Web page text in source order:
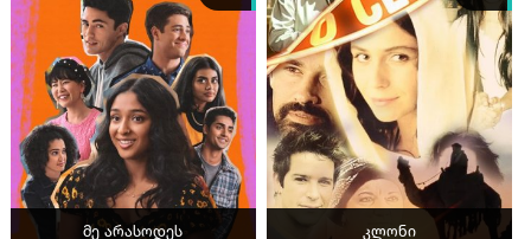
მე არასოდეს კლონი